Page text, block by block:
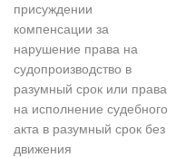
присуждении
компенсации за
нарушение права на
судопроизводство в
разумный срок или права
на исполнение судебного
акта в разумный срок без
движения